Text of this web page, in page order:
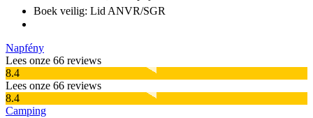
Boek veilig: Lid ANVR/SGR
Napfény
Lees onze 66 reviews
8.4
Lees onze 66 reviews
8.4
Camping